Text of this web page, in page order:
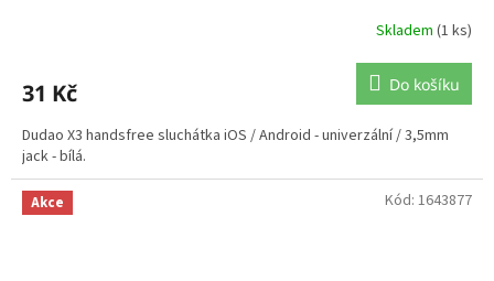
Skladem (1 ks)
31 Kč Do košíku
Dudao X3 handsfree sluchátka iOS / Android - univerzální / 3,5mm
jack - bílá.
Akce Kód: 1643877